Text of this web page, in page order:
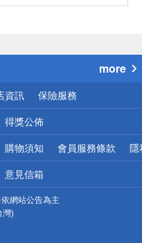
more
資訊 保險服務
得獎公佈
購物須知 會員服務條款 隱
意見信箱
網站公告為主
灣)